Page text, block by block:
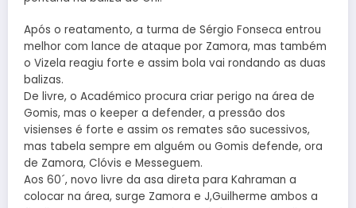
Após o reatamento, a turma de Sérgio Fonseca entrou
melhor com lance de ataque por Zamora, mas também
o Vizela reagiu forte e assim bola vai rondando as duas
balizas.
De livre, o Académico procura criar perigo na área de
Gomis, mas o keeper a defender, a pressão dos
visienses é forte e assim os remates são sucessivos,
mas tabela sempre em alguém ou Gomis defende, ora
de Zamora, Clóvis e Messeguem.
Aos 60´, novo livre da asa direta para Kahraman a
colocar na área, surge Zamora e J,Guilherme ambos a